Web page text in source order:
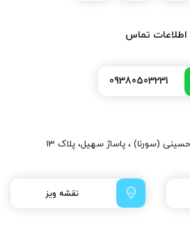
اطلاعات تماس
09380503231
(سورنا) ، پاساژ سهیل، پلاک 13
نقشه ویز